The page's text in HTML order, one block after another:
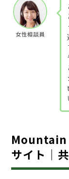
女性相談員
サイト｜